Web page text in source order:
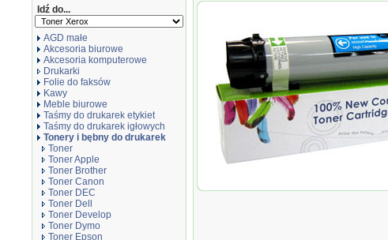
Idź do...
AGD małe
Akcesoria biurowe
Akcesoria komputerowe
Drukarki
Folie do faksów
Kawy
Meble biurowe
Taśmy do drukarek etykiet
Taśmy do drukarek igłowych
Tonery i bębny do drukarek
Toner
Toner Apple
Toner Brother
Toner Canon
Toner DEC
Toner Dell
Toner Develop
Toner Dymo
Toner Epson
17800 stron